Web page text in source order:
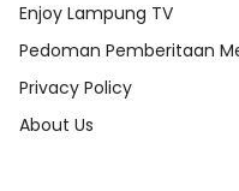
Enjoy Lampung TV
Pedoman Pemberitaan
Privacy Policy
About Us